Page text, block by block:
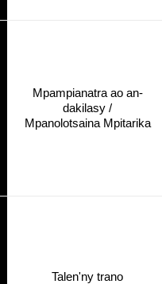
Mpampianatra ao an-
dakilasy /
Mpanolotsaina Mpitarika
Talen'ny trano